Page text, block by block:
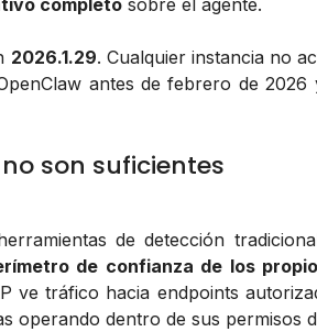
completo sobre el agente.
2026.1.29. Cualquier instancia no
antes de febrero de
son suficientes
de detección
de confianza de los
ve tráfico hacia endpoints
operando dentro de sus permisos